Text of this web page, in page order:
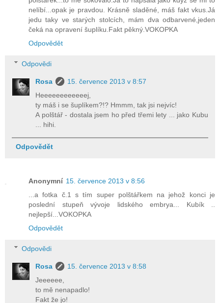
nelíbí...opak je pravdou. Krásně sladěné, máš fakt vkus.Já
jedu taky ve starých stolcích, mám dva odbarvené,jeden
čeká na opravení šuplíku.Fakt pěkný.VOKOPKA
Odpovědět
Odpovědi
Rosa
15. července 2013 v 8:57
Heeeeeeeeeeeej,
ty máš i se šuplíkem?!? Hmmm, tak jsi nejvíc!
A polštář - dostala jsem ho před třemi lety ... jako Kubu
... hihi.
Odpovědět
Anonymní 15. července 2013 v 8:56
...a fotka č.1 s tím super polštářkem na jehož konci je
poslední stupeň vývoje lidského embrya... Kubík ..
nejlepší...VOKOPKA
Odpovědět
Odpovědi
Rosa
15. července 2013 v 8:58
Jeeeeee,
to mě nenapadlo!
Fakt že jo!